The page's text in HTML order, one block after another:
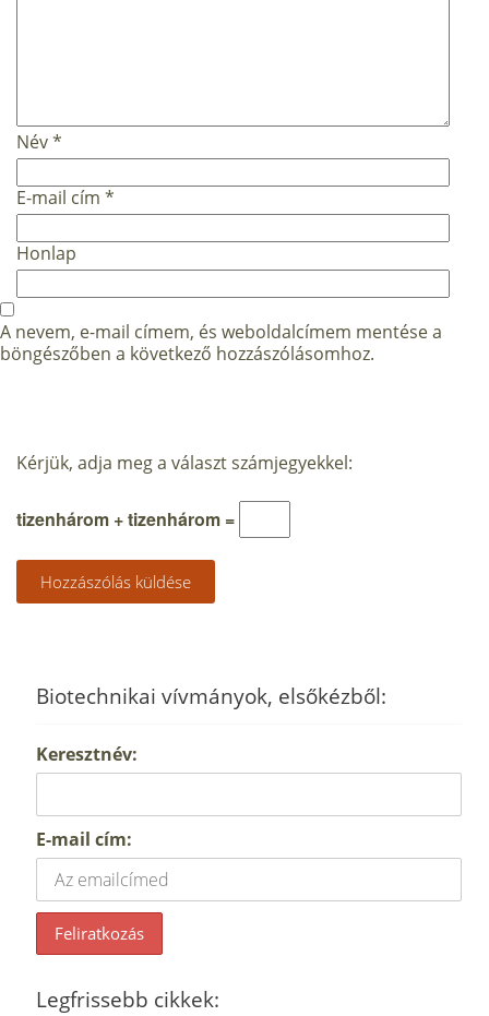
Név*
E-mail cím *
Honlap
A nevem, e-mail címem, és weboldalcímem mentése a
böngészőben a következő hozzászólásomhoz.
Kérjük, adja meg a választ számjegyekkel:
tizenhárom + tizenhárom =
Biotechnikai vívmányok, elsőkézből:
Keresztnév:
E-mail cím:
Legfrissebb cikkek: